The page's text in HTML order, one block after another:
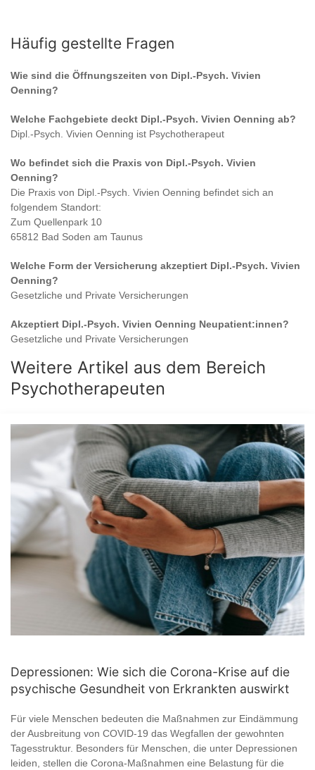
Häufig gestellte Fragen
Wie sind die Öffnungszeiten von Dipl.-Psych. Vivien
Oenning?
Welche Fachgebiete deckt Dipl.-Psych. Vivien Oenning ab?
Dipl.-Psych. Vivien Oenning ist Psychotherapeut
Wo befindet sich die Praxis von Dipl.-Psych. Vivien
Oenning?
Die Praxis von Dipl.-Psych. Vivien Oenning befindet sich an
folgendem Standort:
Zum Quellenpark 10
65812 Bad Soden am Taunus
Welche Form der Versicherung akzeptiert Dipl.-Psych. Vivien
Oenning?
Gesetzliche und Private Versicherungen
Akzeptiert Dipl.-Psych. Vivien Oenning Neupatient:innen?
Gesetzliche und Private Versicherungen
Weitere Artikel aus dem Bereich
Psychotherapeuten
Depressionen: Wie sich die Corona-Krise auf die
psychische Gesundheit von Erkrankten auswirkt
Für viele Menschen bedeuten die Maßnahmen zur Eindämmung
der Ausbreitung von COVID-19 das Wegfallen der gewohnten
Tagesstruktur. Besonders für Menschen, die unter Depressionen
leiden, stellen die Corona-Maßnahmen eine Belastung für die